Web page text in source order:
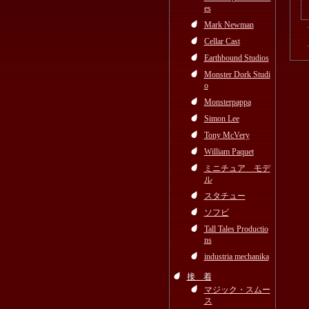
es
Mark Newman
Cellar Cast
Earthbound Studios
Monster Dork Studi
o
Monsterpappa
Simon Lee
Tony McVery
William Paquet
ミニチュア モデ
ル
スタチュー
ソフビ
Tall Tales Productio
ns
industria mechanika
接 着
マジック・スムー
ス